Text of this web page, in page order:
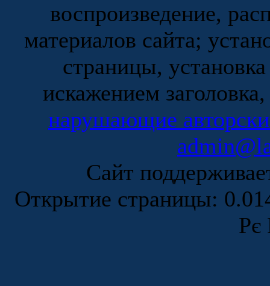
воспроизведение,
материалов сайта;
страницы,
искажением
нарушающие
Сайт
Открытие страницы:
Рє